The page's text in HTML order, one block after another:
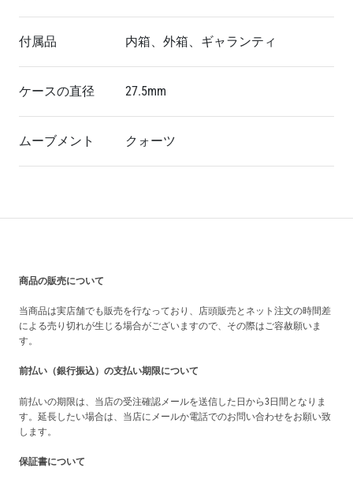
付属品 内箱、外箱、ギャランティ
ケースの直径 27.5mm
ムーブメント クォーツ
商品の販売について
当商品は実店舗でも販売を行なっており、店頭販売とネット注文の時間差
による売り切れが生じる場合がございますので、その際はご容赦願いま
す。
前払い（銀行振込）の支払い期限について
前払いの期限は、当店の受注確認メールを送信した日から3日間となりま
す。延長したい場合は、当店にメールか電話でのお問い合わせをお願い致
します。
保証書について